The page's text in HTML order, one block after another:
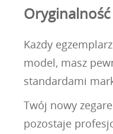
Każdy
model, masz
standardami
Twój nowy
pozostaje